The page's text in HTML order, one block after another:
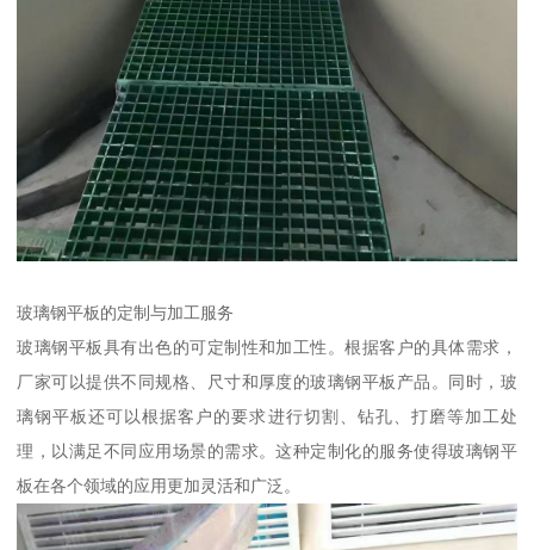
玻璃钢平板的定制与加工服务
玻璃钢平板具有出色的可定制性和加工性。根据客户的具体需求，
厂家可以提供不同规格、尺寸和厚度的玻璃钢平板产品。同时，玻
璃钢平板还可以根据客户的要求进行切割、钻孔、打磨等加工处
理，以满足不同应用场景的需求。这种定制化的服务使得玻璃钢平
板在各个领域的应用更加灵活和广泛。